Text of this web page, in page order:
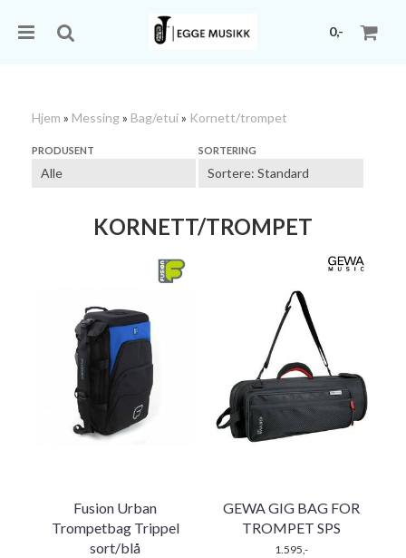
0,-
Hjem » Messing» Bag/etui» Kornett/trompet
PRODUSENT SORTERING
KORNETT/TROMPET
Fusion Urban
Trompetbag Trippel
sort/blå
GEWA GIG BAG FOR
TROMPET SPS
1.595,-